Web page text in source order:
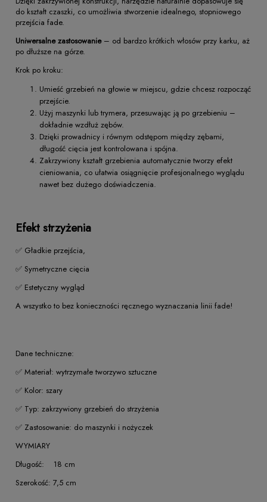
do kształt czaszki, co umożliwia stworzenie idealnego, stopniowego
przejścia fade.
Uniwersalne zastosowanie – od bardzo krótkich włosów przy karku, aż
po dłuższe na górze.
Krok po kroku:
Umieść grzebień na głowie w miejscu, gdzie chcesz rozpocząć
przejście.
Użyj maszynki lub trymera, przesuwając ją po grzebieniu –
dokładnie wzdłuż zębów.
Dzięki prowadnicy i równym odstępom między zębami,
długość cięcia jest kontrolowana i spójna.
Zakrzywiony kształt grzebienia automatycznie tworzy efekt
cieniowania, co ułatwia osiągnięcie profesjonalnego wyglądu
nawet bez dużego doświadczenia.
Efekt strzyżenia
✅ Gładkie przejścia,
✅ Symetryczne cięcia
✅ Estetyczny wygląd
A wszystko to bez konieczności ręcznego wyznaczania linii fade!
Dane techniczne:
✅ Materiał: wytrzymałe tworzywo sztuczne
✅ Kolor: szary
✅ Typ: zakrzywiony grzebień do strzyżenia
✅ Zastosowanie: do maszynki i nożyczek
WYMIARY
Długość: 18 cm
Szerokość: 7,5 cm